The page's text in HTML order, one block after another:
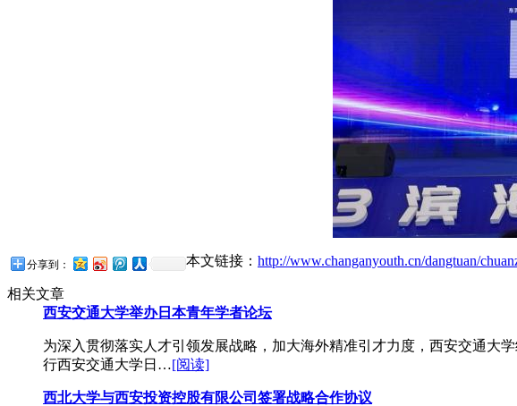
分享到： 本文链接： http://www.changanyouth.cn/dangtuan/
相关文章
西安交通大学举办日本青年学者论坛
为深入贯彻落实人才引领发展战略，加大海外精准引才力度，西安交通大
行西安交通大学日…[阅读]
西北大学与西安投资控股有限公司签署战略合作协议